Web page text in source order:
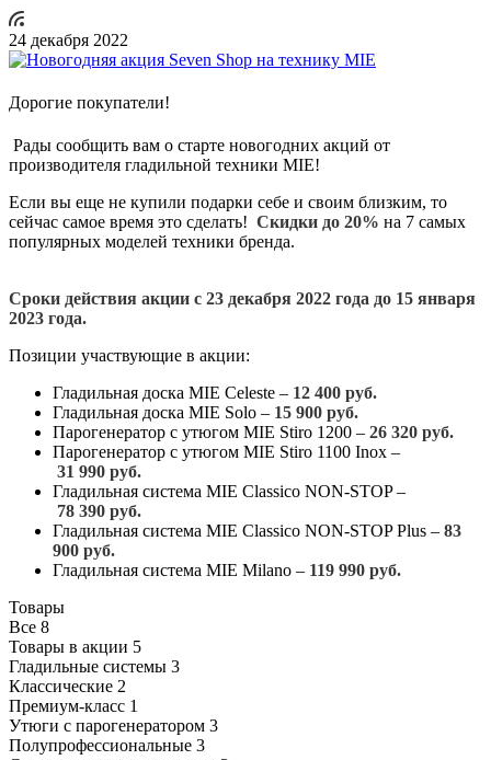
24 декабря 2022
Дорогие покупатели!
Рады сообщить вам о старте новогодних акций от
производителя гладильной техники MIE!
Если вы еще не купили подарки себе и своим близким, то
сейчас самое время это сделать! Скидки до 20% на 7 самых
популярных моделей техники бренда.
Сроки действия акции с 23 декабря 2022 года до 15 января
2023 года.
Позиции участвующие в акции:
Гладильная доска MIE Celeste – 12 400 руб.
Гладильная доска MIE Solo – 15 900 руб.
Парогенератор с утюгом MIE Stiro 1200 – 26 320 руб.
Парогенератор с утюгом MIE Stiro 1100 Inox –
31 990 руб.
Гладильная система MIE Classico NON-STOP –
78 390 руб.
Гладильная система MIE Classico NON-STOP Plus – 83
900 руб.
Гладильная система MIE Milano – 119 990 руб.
Товары
Все 8
Товары в акции 5
Гладильные системы 3
Классические 2
Премиум-класс 1
Утюги с парогенератором 3
Полупрофессиональные 3